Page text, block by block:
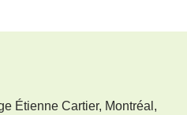
Étienne Cartier, Montréal,